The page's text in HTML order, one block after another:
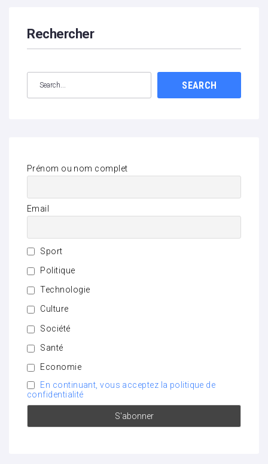
Rechercher
SEARCH
Prénom ou nom complet
Email
Sport
Politique
Technologie
Culture
Société
Santé
Economie
En continuant, vous acceptez la politique de
confidentialité